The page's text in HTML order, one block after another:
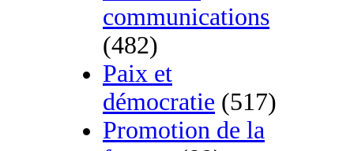
communications
(482)
Paix et
démocratie (517)
Promotion de la